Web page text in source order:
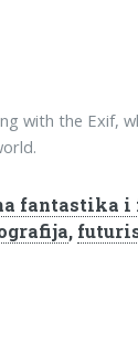
with the Exif,
fantastika i
,